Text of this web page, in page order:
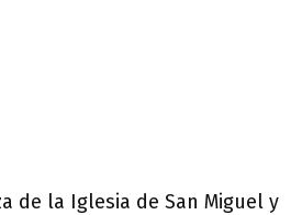
de la Iglesia de San Miguel y